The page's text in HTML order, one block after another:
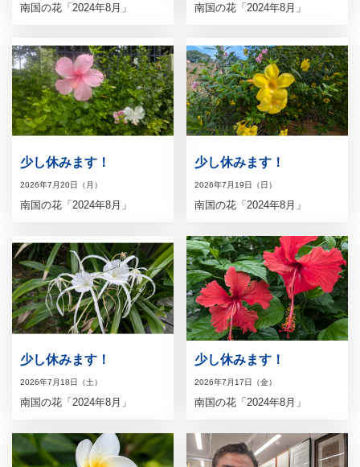
南国の花「2024年8月」 南国の花「2024年8月」
少し休みます！
2026年7月20日（月）
南国の花「2024年8月」
少し休みます！
2026年7月19日（日）
南国の花「2024年8月」
少し休みます！
2026年7月18日（土）
南国の花「2024年8月」
少し休みます！
2026年7月17日（金）
南国の花「2024年8月」